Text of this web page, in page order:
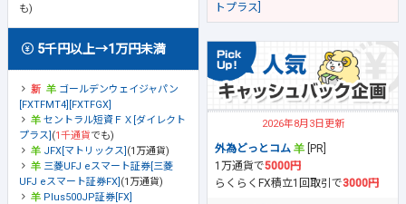
も)
5千円以上→1万円未満
ゴールデンウェイジャパン
[FXTFMT4][FXTFGX]
セントラル短資ＦＸ[ダイレクト
プラス] (1千通貨でも)
JFX[マトリックス] (1万通貨)
三菱UFJ eスマート証券[三菱
UFJ eスマート証券FX] (1万通貨)
Plus500JP証券[FX]
トプラス]
2026年8月3日更新
外為どっとコム
[PR]
1万通貨で5000円
らくらくFX積立1回取引で3000円